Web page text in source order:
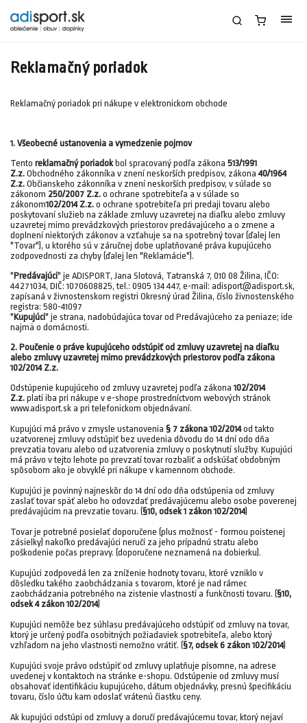
Reklamačný poriadok
Reklamačný poriadok pri nákupe v elektronickom obchode
1. Všeobecné ustanovenia a vymedzenie pojmov
Tento reklamačný poriadokbol spracovaný podľa zákona 513/1991
Z.z. Obchodného zákonníka v znení neskorších predpisov, zákona40/1964
Z.z. Občianskeho zákonníka v znení neskorších predpisov, v súlade so
zákonom 250/2007 Z.z. o ochrane spotrebiteľa a v súlade so
zákonom102/2014 Z.z. o ochrane spotrebiteľa pri predaji tovaru alebo
poskytovaní služieb na základe zmluvy uzavretej na diaľku alebo zmluvy
uzavretej mimo prevádzkových priestorov predávajúceho a o zmene a
doplnení niektorých zákonov a vzťahuje sa na spotrebný tovar (ďalej len
"Tovar"), u ktorého sú v záručnej dobe uplatňované práva kupujúceho
zodpovednosti za chyby (ďalej len "Reklamácie").
"Predávajúci" je ADISPORT, Jana Slotová, Tatranská 7, 010 08 Žilina, IČO:
44271034, DIČ: 1070608825, tel.: 0905 134 447, e-mail: adisport@adisport.sk,
zapísaná v živnostenskom registri Okresný úrad Žilina, číslo živnostenského
registra: 580-41097
"Kupujúci" je strana, nadobúdajúca tovar od Predávajúceho za peniaze; ide
najmä o domácnosti.
2. Poučenie o práve kupujúceho odstúpiť od zmluvy uzavretej na diaľku
alebo zmluvy uzavretej mimo prevádzkových priestorov podľa zákona
102/2014 Z.z.
Odstúpenie kupujúceho od zmluvy uzavretej podľa zákona102/2014
Z.z. platí iba pri nákupe v e-shope prostredníctvom webových stránok
www.adisport.sk a pri telefonickom objednávaní.
Kupujúci má právo v zmysle ustanovenia § 7 zákona 102/2014od takto
uzatvorenej zmluvy odstúpiť bez uvedenia dôvodu do 14 dní odo dňa
prevzatia tovaru alebo od uzatvorenia zmluvy o poskytnutí služby. Kupujúci
má právo v tejto lehote po prevzatí tovar rozbaliť a odskúšať obdobným
spôsobom ako je obvyklé pri nákupe v kamennom obchode.
Kupujúci je povinný najneskôr do 14 dní odo dňa odstúpenia od zmluvy
zaslať tovar späť alebo ho odovzdať predávajúcemu alebo osobe poverenej
predávajúcim na prevzatie tovaru. (§10, odsek 1 zákon 102/2014)
Tovar je potrebné posielať doporučene (plus možnosť - formou poistenej
zásielky) nakoľko predávajúci neručí za jeho prípadnú stratu alebo
poškodenie počas prepravy. (doporučene neznamená na dobierku).
Kupujúci zodpovedá len za zníženie hodnoty tovaru, ktoré vzniklo v
dôsledku takého zaobchádzania s tovarom, ktoré je nad rámec
zaobchádzania potrebného na zistenie vlastností a funkčnosti tovaru. (§10,
odsek 4 zákon 102/2014)
Kupujúci nemôže bez súhlasu predávajúceho odstúpiť od zmluvy na tovar,
ktorý je určený podľa osobitných požiadaviek spotrebiteľa, alebo ktorý
vzhľadom na jeho vlastnosti nemožno vrátiť. (§7, odsek 6 zákon 102/2014)
Kupujúci svoje právo odstúpiť od zmluvy uplatňuje písomne, na adrese
uvedenej v kontaktoch na stránke e-shopu. Odstúpenie od zmluvy musí
obsahovať identifikáciu kupujúceho, dátum objednávky, presnú špecifikáciu
tovaru, číslo účtu kam odoslať vrátenú čiastku ceny.
Ak kupujúci odstúpi od zmluvy a doručí predávajúcemu tovar, ktorý nejaví